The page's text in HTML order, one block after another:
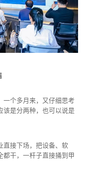
个多月来，又仔细思考
该是分两种，也可以说是
直接下场，把设备、软
都干，一杆子直接捅到甲